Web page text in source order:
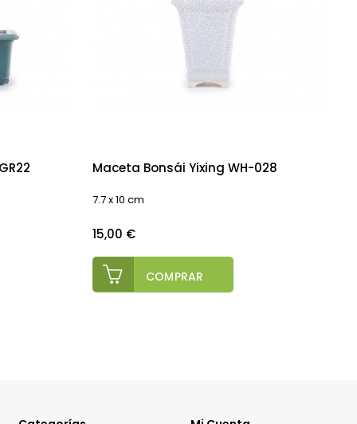
Maceta Bonsái Yixing WH-028
7.7 x 10 cm
Precio
15,00 €
COMPRAR